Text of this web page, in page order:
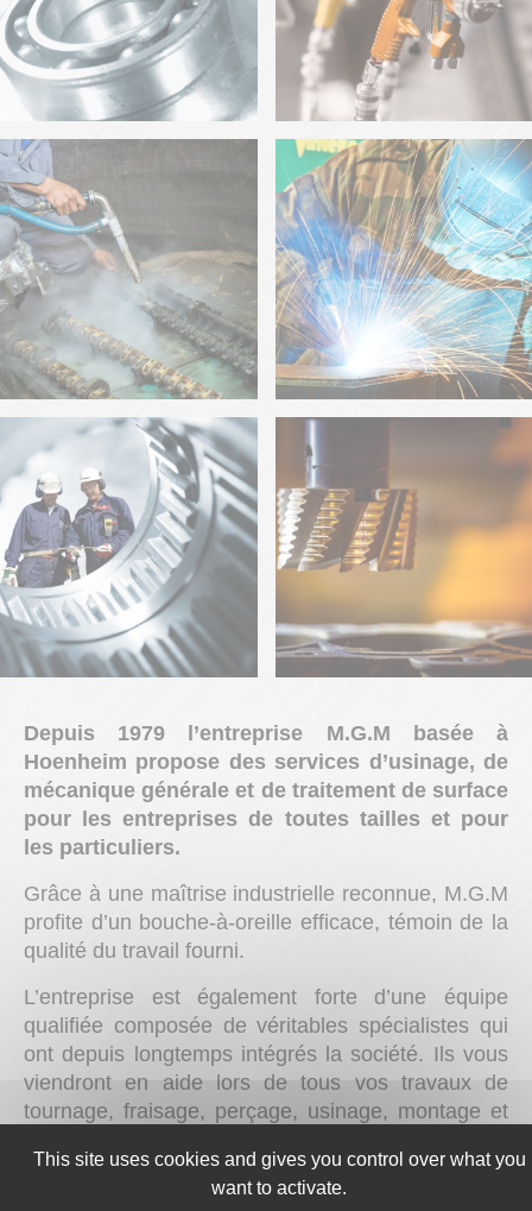
Depuis 1979 l’entreprise M.G.M basée à
Hoenheim propose des services d’usinage, de
mécanique générale et de traitement de surface
pour les entreprises de toutes tailles et pour
les particuliers.
Grâce à une maîtrise industrielle reconnue, M.G.M
profite d’un bouche-à-oreille efficace, témoin de la
qualité du travail fourni.
L’entreprise est également forte d’une équipe
qualifiée composée de véritables spécialistes qui
ont depuis longtemps intégrés la société. Ils vous
viendront en aide lors de tous vos travaux de
tournage, fraisage, perçage, usinage, montage et
rechargement par métallisation, ainsi que pour vos
travaux de sablage, grenaillage, métallisation
This site uses cookies and gives you control over what you
want to activate.